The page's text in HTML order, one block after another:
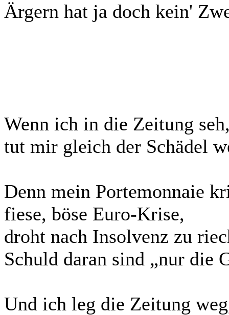
Ärgern hat ja doch kein'
Wenn ich in die Zeitung
tut mir gleich der Schädel
Denn mein Portemonnaie
fiese, böse Euro-Krise,
droht nach Insolvenz zu
Schuld daran sind „nur die
Und ich leg die Zeitung